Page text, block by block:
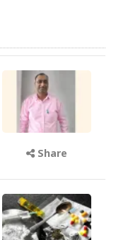
Share